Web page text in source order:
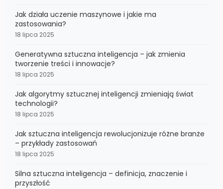
Jak działa uczenie maszynowe i jakie ma
zastosowania?
18 lipca 2025
Generatywna sztuczna inteligencja – jak zmienia
tworzenie treści i innowacje?
18 lipca 2025
Jak algorytmy sztucznej inteligencji zmieniają świat
technologii?
18 lipca 2025
Jak sztuczna inteligencja rewolucjonizuje różne branże
– przykłady zastosowań
18 lipca 2025
Silna sztuczna inteligencja – definicja, znaczenie i
przyszłość